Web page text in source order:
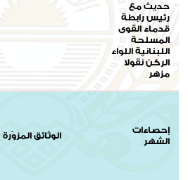
حديث مع
رئيس رابطة
قدماء القوى
المسلحة
اللبنانية اللواء
الركن نقولا
مزهر
إحصاءات
الشهر
الوثائق المزوّرة